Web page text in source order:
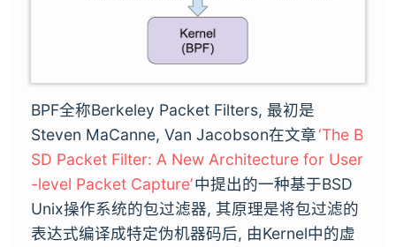
BPF全称Berkeley Packet Filters, 最初是
Steven MaCanne, Van Jacobson在文章‘The B
SD Packet Filter: A New Architecture for User
-level Packet Capture’中提出的一种基于BSD
Unix操作系统的包过滤器, 其原理是将包过滤的
表达式编译成特定伪机器码后, 由Kernel中的虚